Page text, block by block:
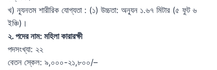
খ) ন্যূনতম শারীরিক যোগ্যতা : (১) উচ্চতা: অন্যূন ১.৬৭ মিটার (৫ ফুট ৬
ইঞ্চি)।
২. পদের নাম: মহিলা কারারক্ষী
পদসংখ্যা: ২২
বেতন স্কেল: ৯,০০০-২১,৮০০/–